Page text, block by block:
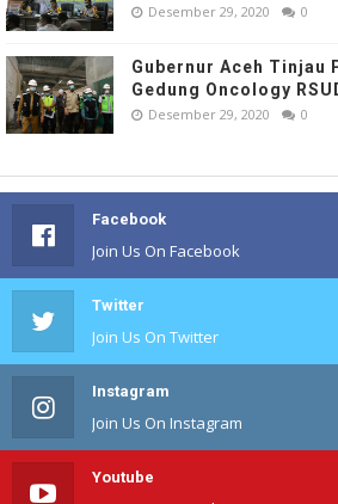
Desember 29, 2020 0
Gubernur Aceh Tinjau
Gedung Oncology
Desember 29, 2020 0
Facebook
Join Us On Facebook
Twitter
Join Us On Twitter
Instagram
Join Us On Instagram
Youtube